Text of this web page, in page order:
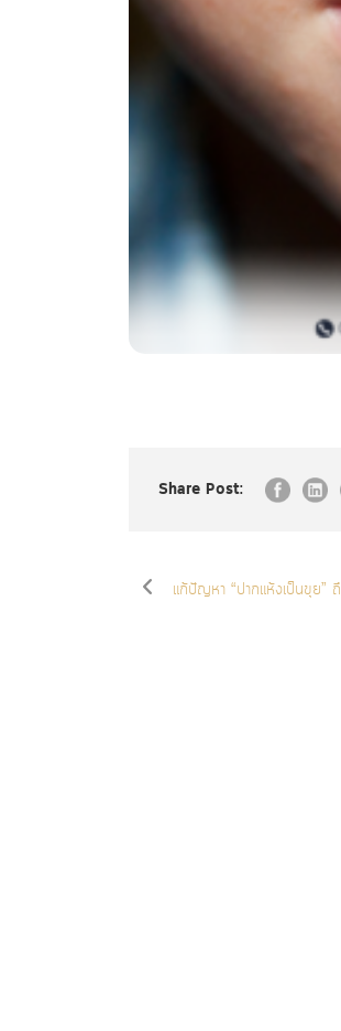
Share Post:
แก้ปัญหา “ปากแห้งเป็นขุย”